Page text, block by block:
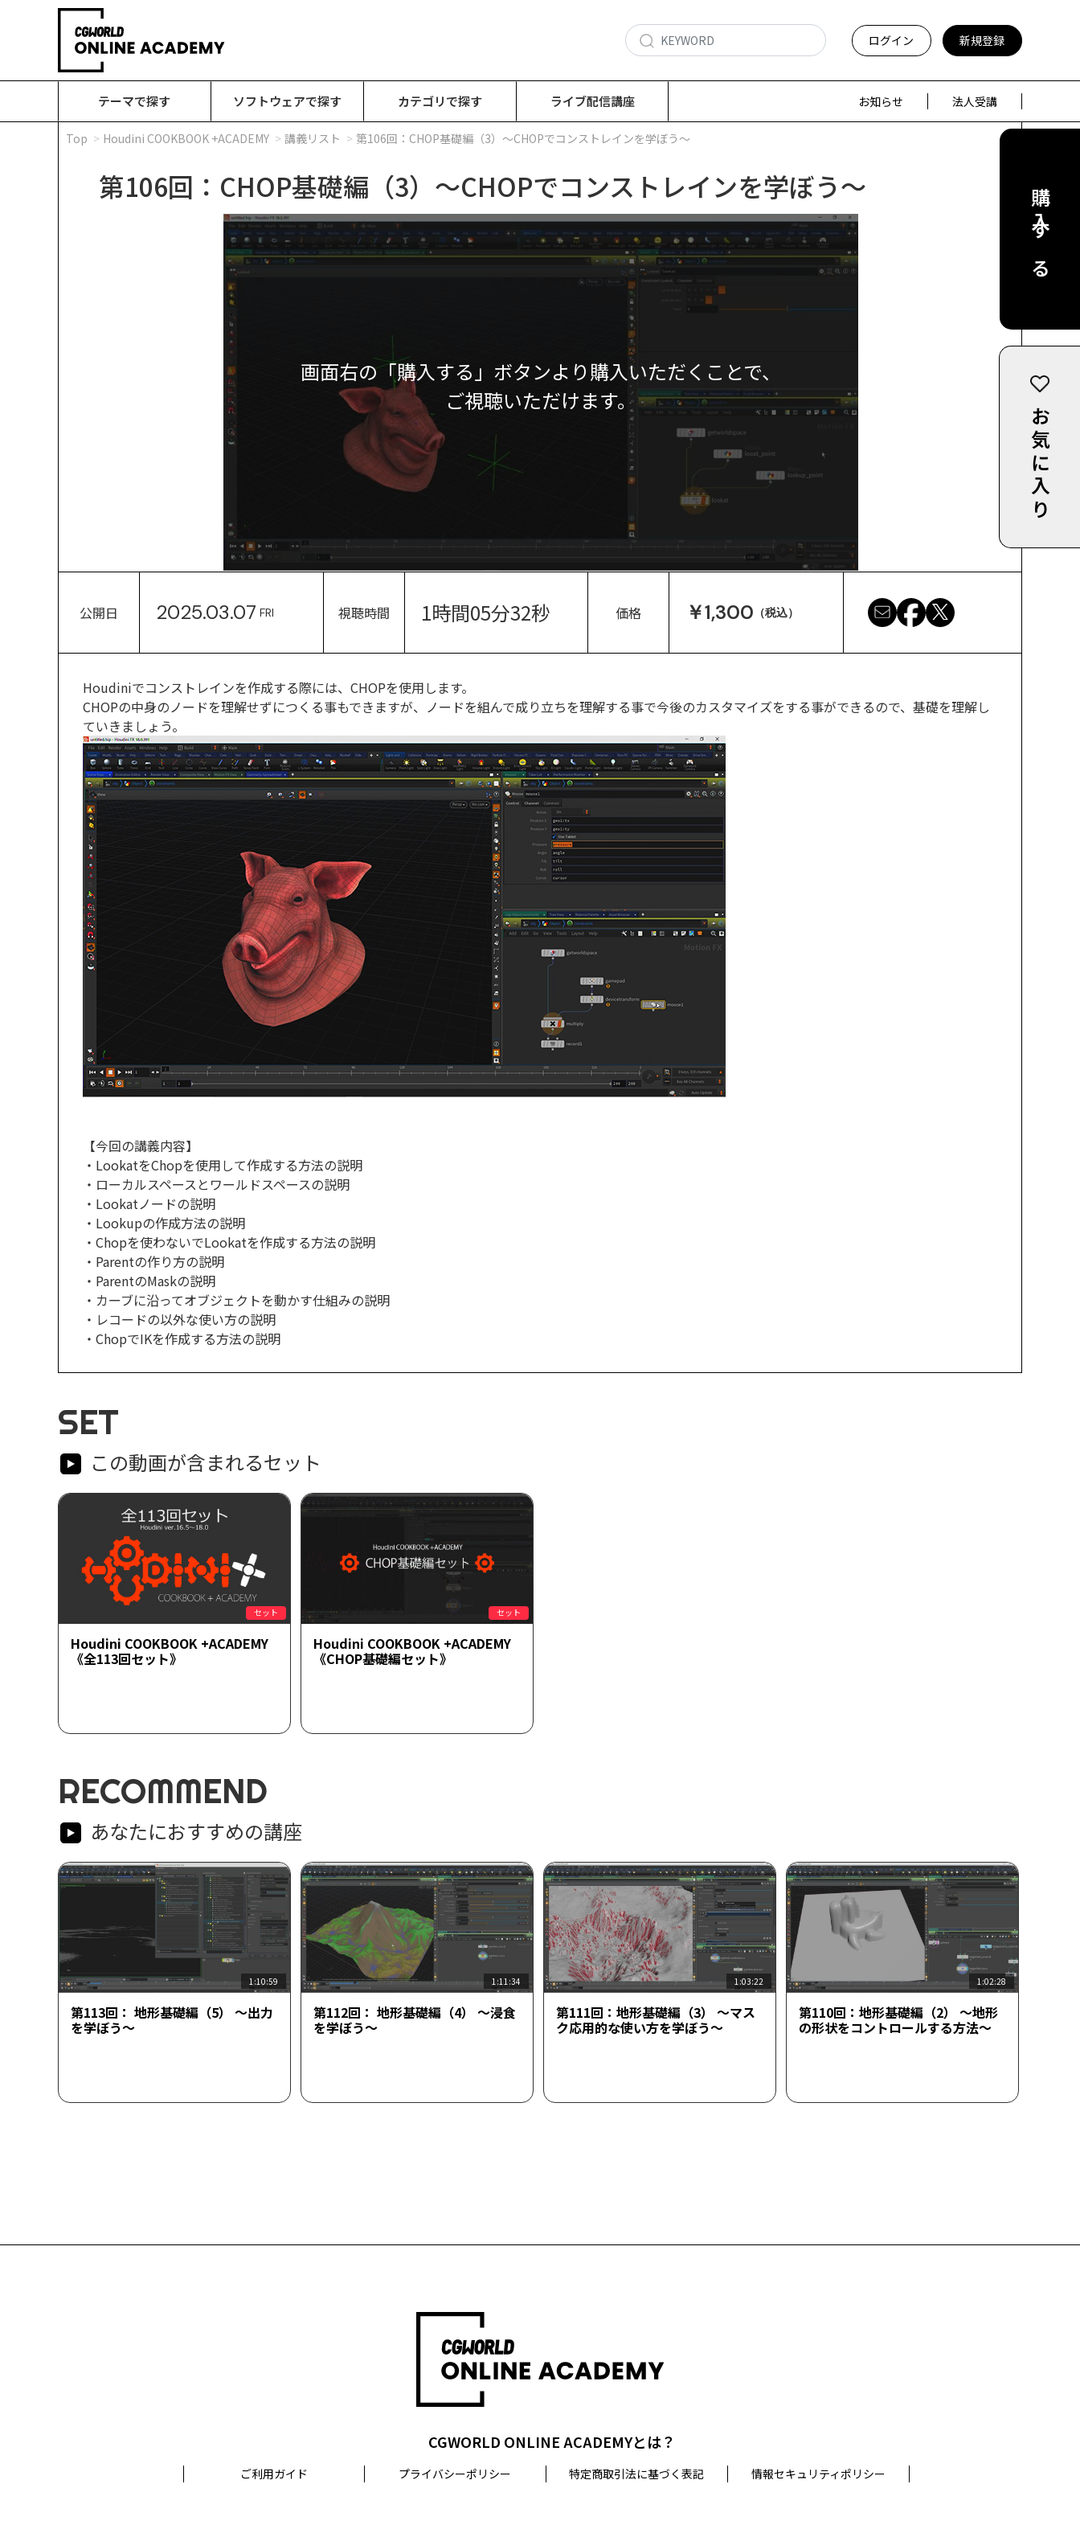
ログイン 新規登録
テーマで探す ソフトウェアで探す カテゴリで探す ライブ配信講座 お知らせ 法人受講
Top Houdini COOKBOOK +ACADEMY 講義リスト 第106回：CHOP基礎編（3）～CHOPでコンストレインを学ぼう～
第106回：CHOP基礎編（3）～CHOPでコンストレインを学ぼう～
画面右の「購入する」ボタンより購入いただくことで、
ご視聴いただけます。
購入する
お気に入り
公開日 2025.03.07 FRI 視聴時間 1時間05分32秒 価格 ￥1,300 （税込）
Houdiniでコンストレインを作成する際には、CHOPを使用します。
CHOPの中身のノードを理解せずにつくる事もできますが、ノードを組んで成り立ちを理解する事で今後のカスタマイズをする事ができるので、基礎を理解し
ていきましょう。
【今回の講義内容】
・LookatをChopを使用して作成する方法の説明
・ローカルスペースとワールドスペースの説明
・Lookatノードの説明
・Lookupの作成方法の説明
・Chopを使わないでLookatを作成する方法の説明
・Parentの作り方の説明
・ParentのMaskの説明
・カーブに沿ってオブジェクトを動かす仕組みの説明
・レコードの以外な使い方の説明
・ChopでIKを作成する方法の説明
SET
この動画が含まれるセット
セット
Houdini COOKBOOK +ACADEMY
《全113回セット》
セット
Houdini COOKBOOK +ACADEMY
《CHOP基礎編セット》
RECOMMEND
あなたにおすすめの講座
1:10:59
第113回： 地形基礎編（5） ～出力
を学ぼう～
1:11:34
第112回： 地形基礎編（4） ～浸食
を学ぼう～
1:03:22
第111回：地形基礎編（3） ～マス
ク応用的な使い方を学ぼう～
1:02:28
第110回：地形基礎編（2） ～地形
の形状をコントロールする方法～
CGWORLD ONLINE ACADEMYとは？
ご利用ガイド プライバシーポリシー 特定商取引法に基づく表記 情報セキュリティポリシー